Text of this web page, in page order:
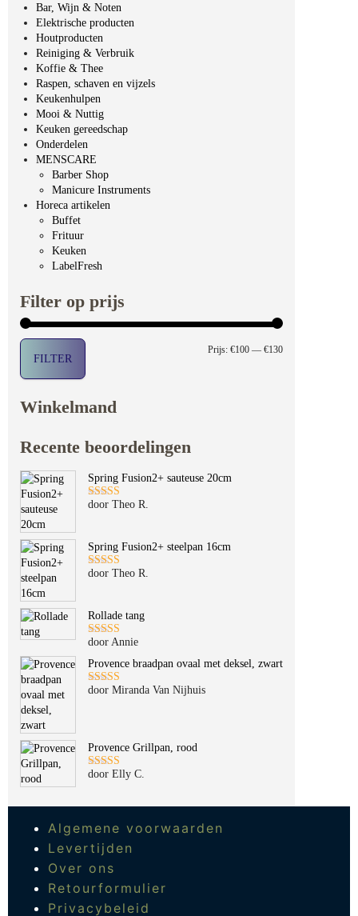
Bar, Wijn & Noten
Elektrische producten
Houtproducten
Reiniging & Verbruik
Koffie & Thee
Raspen, schaven en vijzels
Keukenhulpen
Mooi & Nuttig
Keuken gereedschap
Onderdelen
MENSCARE
Barber Shop
Manicure Instruments
Horeca artikelen
Buffet
Frituur
Keuken
LabelFresh
Filter op prijs
Min. prijs
Max. prijs
FILTER
Prijs: €100 — €130
Winkelmand
Recente beoordelingen
Spring Fusion2+ sauteuse 20cm
Gewaardeerd
door Theo R.
Spring Fusion2+ steelpan 16cm
Gewaardeerd
door Theo R.
Rollade tang
Gewaardeerd
door Annie
Provence braadpan ovaal met deksel, zwart
Gewaardeerd
door Miranda Van Nijhuis
Provence Grillpan, rood
Gewaardeerd
door Elly C.
Algemene voorwaarden
Levertijden
Over ons
Retourformulier
Privacybeleid